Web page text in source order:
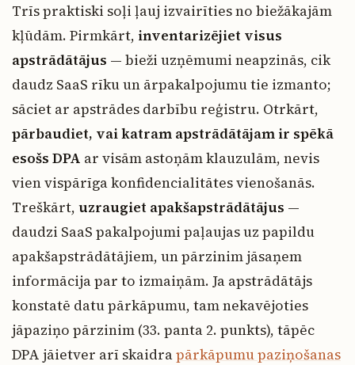
Trīs praktiski soļi ļauj izvairīties no biežākajām
kļūdām. Pirmkārt, inventarizējiet visus
apstrādātājus — bieži uzņēmumi neapzinās, cik
daudz SaaS rīku un ārpakalpojumu tie izmanto;
sāciet ar apstrādes darbību reģistru. Otrkārt,
pārbaudiet, vai katram apstrādātājam ir spēkā
esošs DPA ar visām astoņām klauzulām, nevis
vien vispārīga konfidencialitātes vienošanās.
Treškārt, uzraugiet apakšapstrādātājus —
daudzi SaaS pakalpojumi paļaujas uz papildu
apakšapstrādātājiem, un pārzinim jāsaņem
informācija par to izmaiņām. Ja apstrādātājs
konstatē datu pārkāpumu, tam nekavējoties
jāpaziņo pārzinim (33. panta 2. punkts), tāpēc
DPA jāietver arī skaidrapārkāpumu paziņošanas